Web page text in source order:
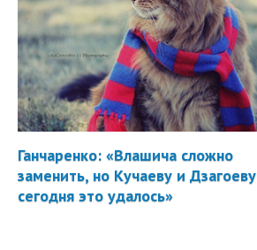
Ганчаренко: «Влашича сложно
заменить, но Кучаеву и Дзагоеву
сегодня это удалось»